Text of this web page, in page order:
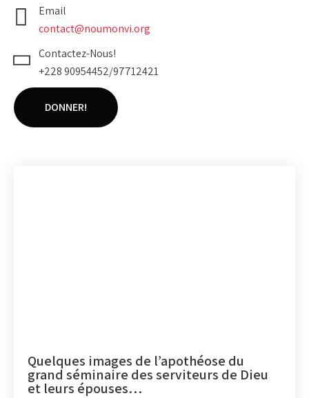
Email
contact@noumonvi.org
Contactez-Nous!
+228 90954452/97712421
DONNER!
Quelques images de l’apothéose du
grand séminaire des serviteurs de Dieu
et leurs épouses…